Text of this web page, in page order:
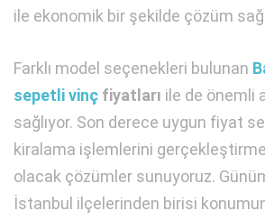
ile ekonomik bir şekilde çözüm
Farklı model seçenekleri bulunan
sepetli vinç fiyatları ile de önemli
sağlıyor. Son derece uygun fiyat
kiralama işlemlerini
olacak çözümler sunuyoruz.
İstanbul ilçelerinden birisi